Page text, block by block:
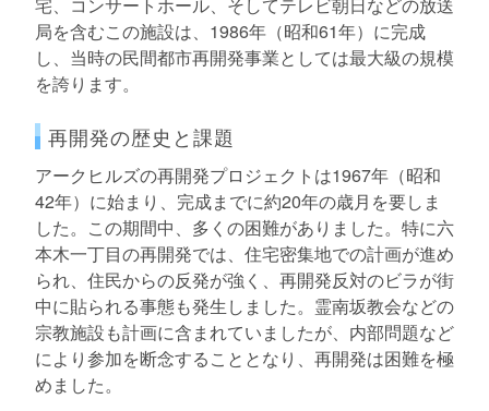
局を含むこの施設は、1986年（昭和61年）に完成
し、当時の民間都市再開発事業としては最大級の規模
を誇ります。
再開発の歴史と課題
アークヒルズの再開発プロジェクトは1967年（昭和
42年）に始まり、完成までに約20年の歳月を要しま
した。この期間中、多くの困難がありました。特に六
本木一丁目の再開発では、住宅密集地での計画が進め
られ、住民からの反発が強く、再開発反対のビラが街
中に貼られる事態も発生しました。霊南坂教会などの
宗教施設も計画に含まれていましたが、内部問題など
により参加を断念することとなり、再開発は困難を極
めました。